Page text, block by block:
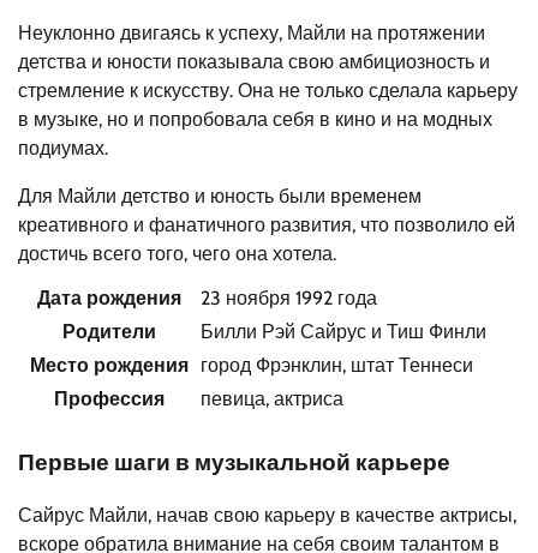
Неуклонно двигаясь к успеху, Майли на протяжении
детства и юности показывала свою амбициозность и
стремление к искусству. Она не только сделала карьеру
в музыке, но и попробовала себя в кино и на модных
подиумах.
Для Майли детство и юность были временем
креативного и фанатичного развития, что позволило ей
достичь всего того, чего она хотела.
Дата рождения
23 ноября 1992 года
Родители
Билли Рэй Сайрус и Тиш Финли
Место рождения
город Фрэнклин, штат Теннеси
Профессия
певица, актриса
Первые шаги в музыкальной карьере
Сайрус Майли, начав свою карьеру в качестве актрисы,
вскоре обратила внимание на себя своим талантом в